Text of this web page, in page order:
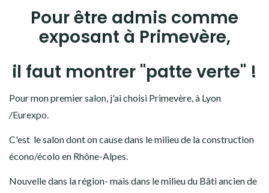
Pour être admis comme
exposant à Primevère,
il faut montrer "patte verte" !
Pour mon premier salon, j'ai choisi Primevère, à Lyon
/Eurexpo.
C'est le salon dont on cause dans le milieu de la construction
écono/écolo en Rhône-Alpes.
Nouvelle dans la région- mais dans le milieu du Bâti ancien de